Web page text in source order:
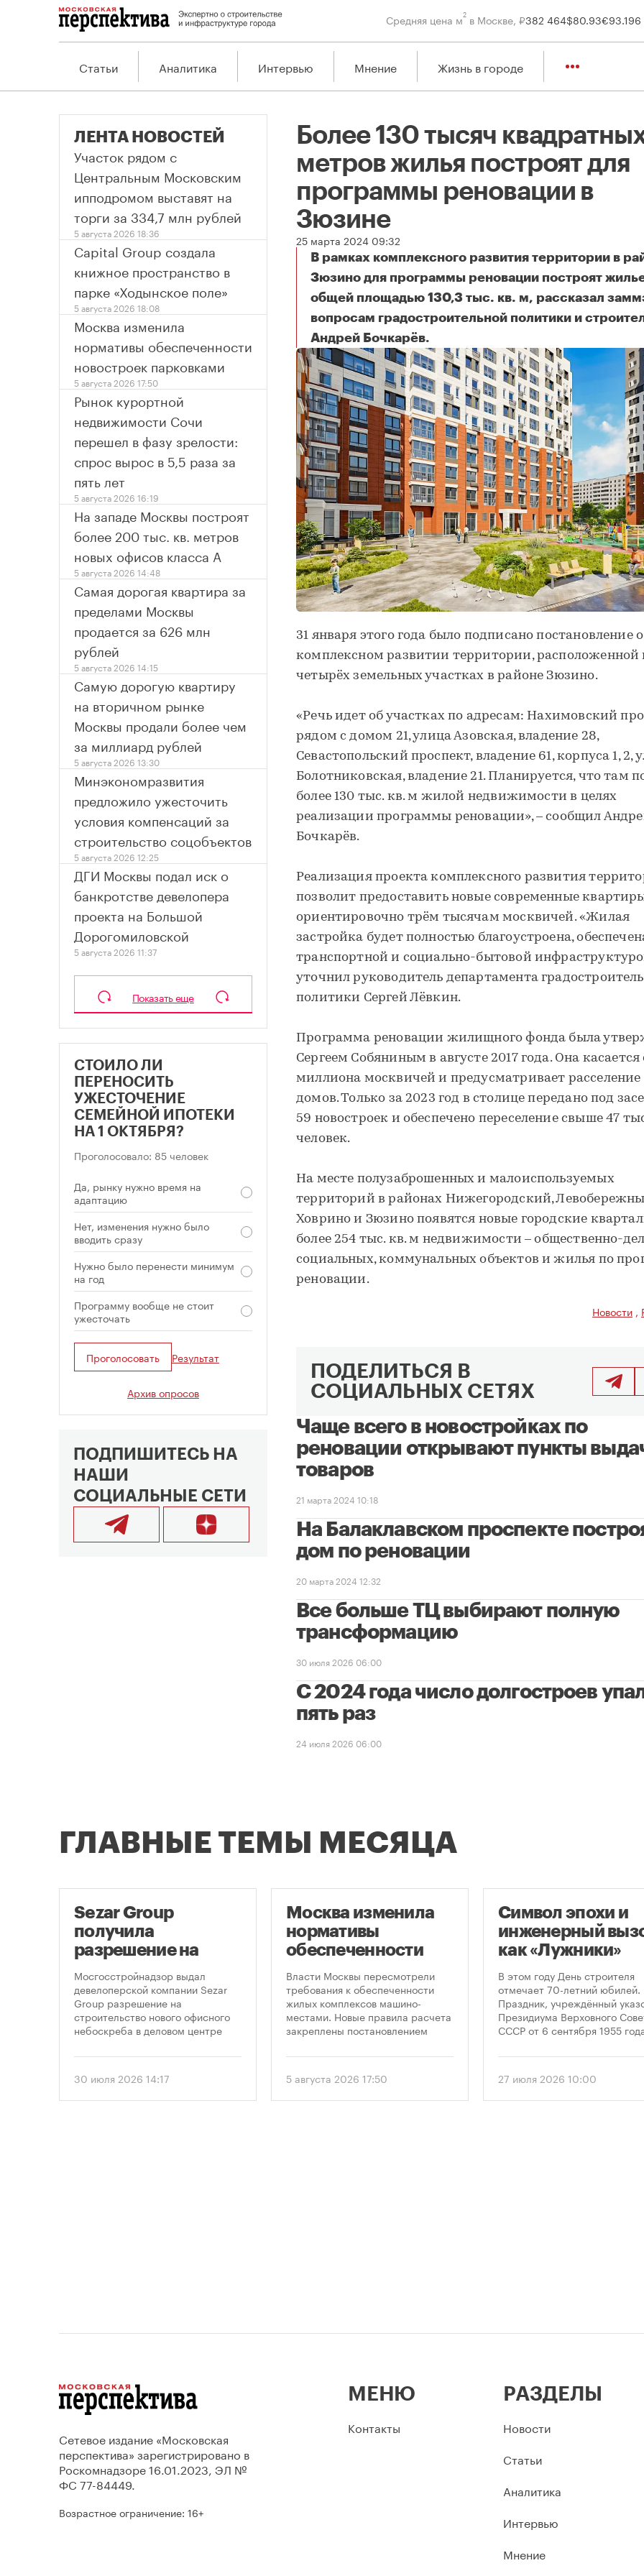
Средняя цена м2в Москве, ₽382 464$80.93€93.196
Статьи Аналитика Интервью Мнение Жизнь в городе
Более 130 тысяч
метров жилья построят для
программы реновации в
Зюзине
25 марта 2024 09:32
В рамках комплексного развития территории в
Зюзино для программы реновации построят
общей площадью 130,3 тыс. кв. м, рассказал
вопросам градостроительной политики и
Андрей Бочкарёв.
31 января этого года было подписано постановление о
комплексном развитии территории, расположенной
четырёх земельных участках в районе Зюзино.
«Речь идет об участках по адресам: Нахимовский
рядом с домом 21, улица Азовская, владение 28,
Севастопольский проспект, владение 61, корпуса 1, 2,
Болотниковская, владение 21. Планируется, что там
более 130 тыс. кв. м жилой недвижимости в целях
реализации программы реновации», – сообщил
Бочкарёв.
Реализация проекта комплексного развития
позволит предоставить новые современные
ориентировочно трём тысячам москвичей. «Жилая
застройка будет полностью благоустроена,
транспортной и социально-бытовой
уточнил руководитель департамента
политики Сергей Лёвкин.
Программа реновации жилищного фонда была
Сергеем Собяниным в августе 2017 года. Она касается
миллиона москвичей и предусматривает расселение
домов. Только за 2023 год в столице передано под
59 новостроек и обеспечено переселение свыше 47
человек.
На месте полузаброшенных и малоиспользуемых
территорий в районах Нижегородский,
Ховрино и Зюзино появятся новые городские
более 254 тыс. кв. м недвижимости – общественно-
социальных, коммунальных объектов и жилья по
реновации.
Новости ,
ПОДЕЛИТЬСЯ В
СОЦИАЛЬНЫХ СЕТЯХ
Чаще всего в новостройках по
реновации открывают пункты
товаров
21 марта 2024 10:18
На Балаклавском проспекте
дом по реновации
20 марта 2024 12:32
Все больше ТЦ выбирают полную
трансформацию
30 июля 2026 06:00
С 2024 года число долгостроев
пять раз
24 июля 2026 06:00
ЛЕНТА НОВОСТЕЙ
Участок рядом с
Центральным Московским
ипподромом выставят на
торги за 334,7 млн рублей
5 августа 2026 18:36
Capital Group создала
книжное пространство в
парке «Ходынское поле»
5 августа 2026 18:08
Москва изменила
нормативы обеспеченности
новостроек парковками
5 августа 2026 17:50
Рынок курортной
недвижимости Сочи
перешел в фазу зрелости:
спрос вырос в 5,5 раза за
пять лет
5 августа 2026 16:19
На западе Москвы построят
более 200 тыс. кв. метров
новых офисов класса А
5 августа 2026 14:48
Самая дорогая квартира за
пределами Москвы
продается за 626 млн
рублей
5 августа 2026 14:15
Самую дорогую квартиру
на вторичном рынке
Москвы продали более чем
за миллиард рублей
5 августа 2026 13:30
Минэкономразвития
предложило ужесточить
условия компенсаций за
строительство соцобъектов
5 августа 2026 12:25
ДГИ Москвы подал иск о
банкротстве девелопера
проекта на Большой
Дорогомиловской
5 августа 2026 11:37
Показать еще
СТОИЛО ЛИ
ПЕРЕНОСИТЬ
УЖЕСТОЧЕНИЕ
СЕМЕЙНОЙ ИПОТЕКИ
НА 1 ОКТЯБРЯ?
Проголосовало: 85 человек
Да, рынку нужно время на
адаптацию
Нет, изменения нужно было
вводить сразу
Нужно было перенести минимум
на год
Программу вообще не стоит
ужесточать
Проголосовать Результат
Архив опросов
ПОДПИШИТЕСЬ НА
НАШИ
СОЦИАЛЬНЫЕ СЕТИ
ГЛАВНЫЕ ТЕМЫ МЕСЯЦА
Sezar Group
получила
разрешение на
строительство
небоскреба в
«Москва-Сити»
Мосгосстройнадзор выдал
девелоперской компании Sezar
Group разрешение на
строительство нового офисного
небоскреба в деловом центре
предусматривает возведение 52-
метров.
30 июля 2026 14:17
Москва изменила
нормативы
обеспеченности
парковками
Власти Москвы пересмотрели
требования к обеспеченности
жилых комплексов машино-
местами. Новые правила расчета
закреплены постановлением
от 5 августа 2026 года. Документ
подход к определению
необходимого количества
5 августа 2026 17:50
Символ эпохи и
инженерный
как «Лужники»
Дня строителя
В этом году День строителя
отмечает 70-летний юбилей.
Праздник, учреждённый
Президиума Верховного
СССР от 6 сентября 1955
1956 года. И главным
стало открытие Большой
спортивной арены
27 июля 2026 10:00
Сетевое издание «Московская
перспектива» зарегистрировано в
Роскомнадзоре 16.01.2023, ЭЛ №
ФС 77-84449.
Возрастное ограничение: 16+
МЕНЮ
Контакты
РАЗДЕЛЫ
Новости
Статьи
Аналитика
Интервью
Мнение